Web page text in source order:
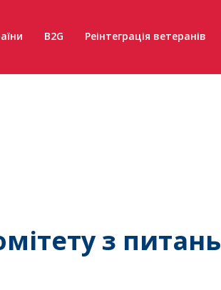
B2G Реінтеграція ветеранів
з питань